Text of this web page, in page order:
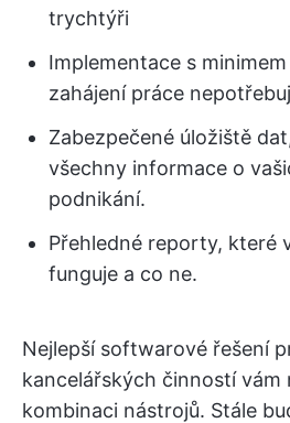
trychtýři
Implementace s
zahájení práce
Zabezpečené úložiště
všechny informace o
podnikání.
Přehledné reporty, které
funguje a co ne.
Nejlepší softwarové řešení
kancelářských činností vám
kombinaci nástrojů. Stále